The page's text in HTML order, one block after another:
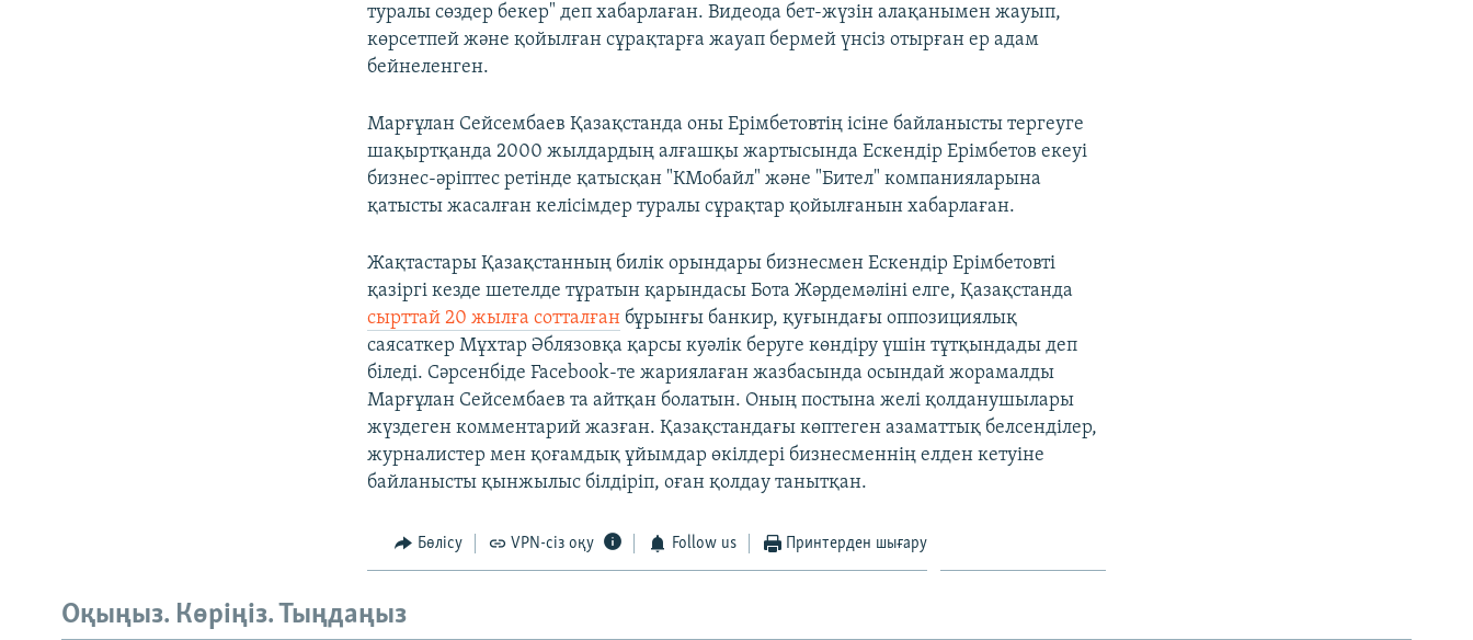
туралы сөздер бекер" деп хабарлаған. Видеода бет-жүзін алақанымен жауып,
көрсетпей және қойылған сұрақтарға жауап бермей үнсіз отырған ер адам
бейнеленген.
Марғұлан Сейсембаев Қазақстанда оны Ерімбетовтің ісіне байланысты тергеуге
шақыртқанда 2000 жылдардың алғашқы жартысында Ескендір Ерімбетов екеуі
бизнес-әріптес ретінде қатысқан "КМобайл" және "Бител" компанияларына
қатысты жасалған келісімдер туралы сұрақтар қойылғанын хабарлаған.
Жақтастары Қазақстанның билік орындары бизнесмен Ескендір Ерімбетовті
қазіргі кезде шетелде тұратын қарындасы Бота Жәрдемәліні елге, Қазақстанда
сырттай 20 жылға сотталған бұрынғы банкир, қуғындағы оппозициялық
саясаткер Мұхтар Әблязовқа қарсы куәлік беруге көндіру үшін тұтқындады деп
біледі. Сәрсенбіде Facebook-те жариялаған жазбасында осындай жорамалды
Марғұлан Сейсембаев та айтқан болатын. Оның постына желі қолданушылары
жүздеген комментарий жазған. Қазақстандағы көптеген азаматтық белсенділер,
журналистер мен қоғамдық ұйымдар өкілдері бизнесменнің елден кетуіне
байланысты қынжылыс білдіріп, оған қолдау танытқан.
Бөлісу VPN-сіз оқу Follow us Принтерден шығару
Оқыңыз. Көріңіз. Тыңдаңыз